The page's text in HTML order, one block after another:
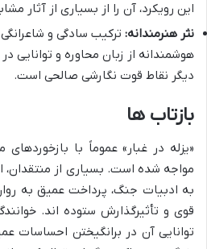
این رویکرد، آن را از بسیاری از آثار
نثر هنرمندانه: ترکیب سادگی و شاعرانگی
هوشمندانه از زبان محاوره و توانایی
دیگر نقاط قوت نگارشی صالحی است.
بازتاب ها
«یزله در غبار» عموماً با
مواجه شده است. بسیاری از منتقدان،
به ادبیات جنگ، پرداخت عمیق به
قوی و تأثیرگذارش ستوده اند.
توانایی آن در برانگیختن احساسات